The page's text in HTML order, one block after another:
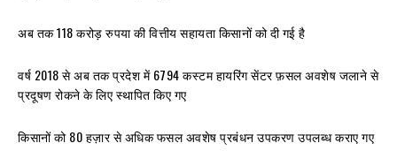
अब तक 118 करोड़ रुपया की वित्तीय सहायता किसानों को दी गई है
वर्ष 2018 से अब तक प्रदेश में 6794 कस्टम हायरिंग सेंटर फ़सल अवशेष जलाने से
प्रदूषण रोकने के लिए स्थापित किए गए
किसानों को 80 हज़ार से अधिक फसल अवशेष प्रबंधन उपकरण उपलब्ध कराए गए